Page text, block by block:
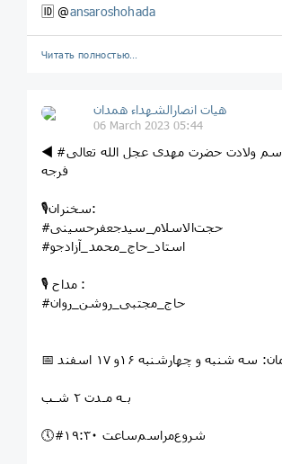
🆔 @ansaroshohada
Читать полностью…
هیات انصارالشهداء همدان
06 March 2023 05:44
◀️ #اطلاعیه | مراسم ولادت حضرت مهدی عجل الله تعالی
فرجه
🎙سخنران:
#حجت‌الاسلام‌_سیدجعفرحسینی
#استاد_حاج_محمد_آزادجو
🎙 مداح :
#حاج_مجتبی_روشن_روان
سه شنبه و چهارشنبه ۱۶و ۱۷ اسفند
بـه مـدت ۲ شـب
🕔#شروع‌مراسم‌ساعت ١٩:٣٠